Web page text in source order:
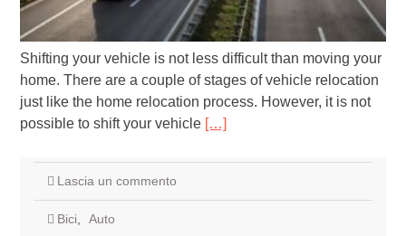
Shifting your vehicle is not less difficult than moving your
home. There are a couple of stages of vehicle relocation
just like the home relocation process. However, it is not
possible to shift your vehicle […]
Lascia un commento
Bici Auto